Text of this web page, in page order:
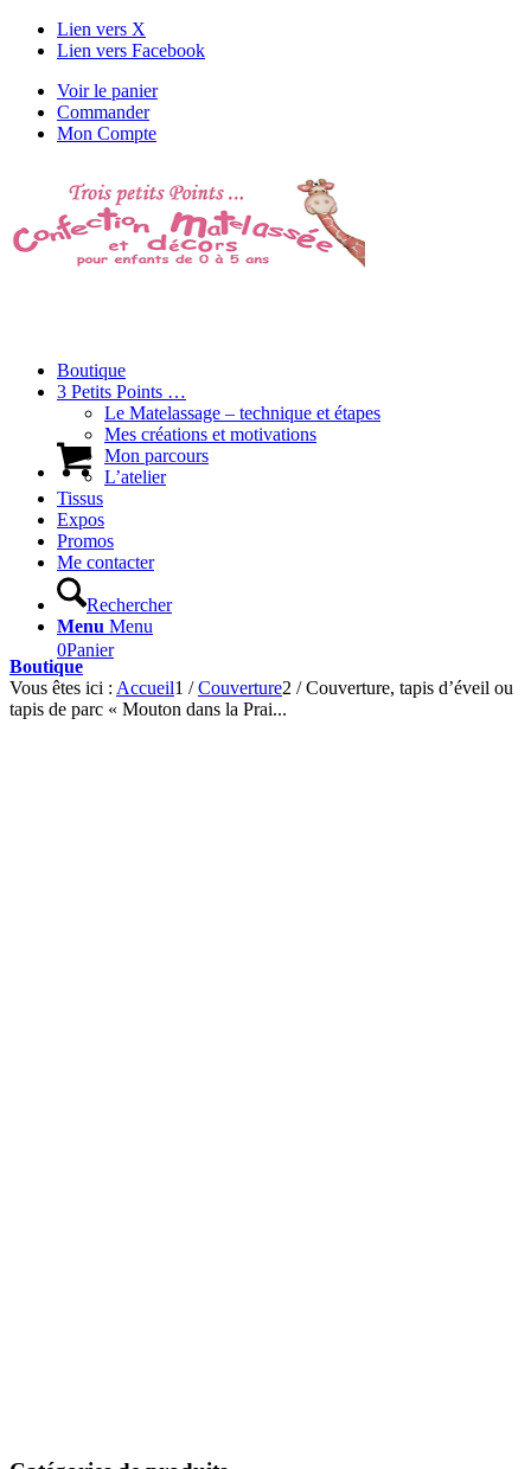
Lien vers X
Lien vers Facebook
Voir le panier
Commander
Mon Compte
0Panier
Boutique
3 Petits Points …
Le Matelassage – technique et étapes
Mes créations et motivations
Mon parcours
L’atelier
Tissus
Expos
Promos
Me contacter
Rechercher
Menu Menu
Boutique
Vous êtes ici : Accueil1 / Couverture2 / Couverture, tapis d’éveil ou
tapis de parc « Mouton dans la Prai...